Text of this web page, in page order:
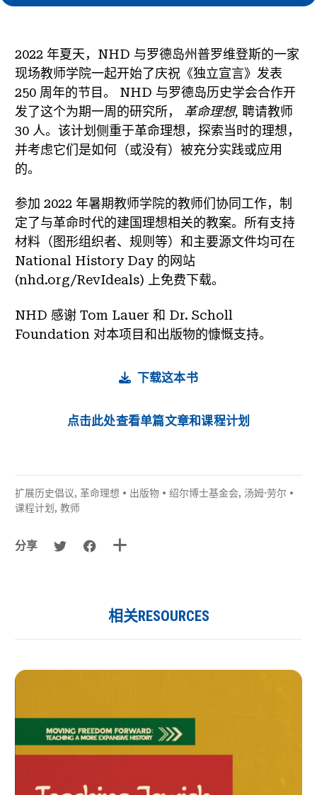
2022 年夏天，NHD 与罗德岛州普罗维登斯的一家
现场教师学院一起开始了庆祝《独立宣言》发表
250 周年的节目。 NHD 与罗德岛历史学会合作开
发了这个为期一周的研究所， 革命理想, 聘请教师
30 人。该计划侧重于革命理想，探索当时的理想，
并考虑它们是如何（或没有）被充分实践或应用
的。
参加 2022 年暑期教师学院的教师们协同工作，制
定了与革命时代的建国理想相关的教案。所有支持
材料（图形组织者、规则等）和主要源文件均可在
National History Day 的网站
(nhd.org/RevIdeals) 上免费下载。
NHD 感谢 Tom Lauer 和 Dr. Scholl
Foundation 对本项目和出版物的慷慨支持。
下载这本书
点击此处查看单篇文章和课程计划
扩展历史倡议, 革命理想 • 出版物 • 绍尔博士基金会, 汤姆·劳尔 •
课程计划 , 教师
分享
相关RESOURCES